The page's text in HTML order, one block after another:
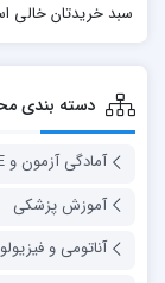
سبد خریدتان خالی
دسته بندی
آمادگی آزمون و USMLE
آموزش پزشکی
آناتومی و